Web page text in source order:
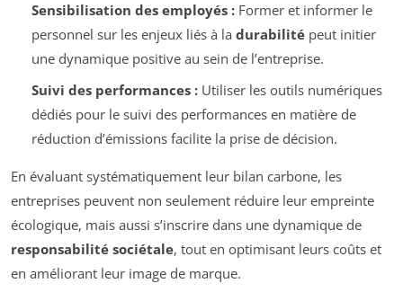
Sensibilisation des employés :Former et informer le
personnel sur les enjeux liés à la durabilitépeut initier
une dynamique positive au sein de l’entreprise.
Suivi des performances :Utiliser les outils numériques
dédiés pour le suivi des performances en matière de
réduction d’émissions facilite la prise de décision.
En évaluant systématiquement leur bilan carbone, les
entreprises peuvent non seulement réduire leur empreinte
écologique, mais aussi s’inscrire dans une dynamique de
responsabilité sociétale, tout en optimisant leurs coûts et
en améliorant leur image de marque.